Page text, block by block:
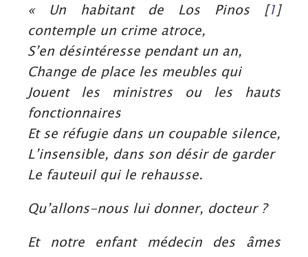
« Un habitant de Los Pinos [1]
contemple un crime atroce,
S’en désintéresse pendant un an,
Change de place les meubles qui
Jouent les ministres ou les hauts
fonctionnaires
Et se réfugie dans un coupable silence,
L’insensible, dans son désir de garder
Le fauteuil qui le rehausse.
Qu’allons-nous lui donner, docteur ?
Et notre enfant médecin des âmes